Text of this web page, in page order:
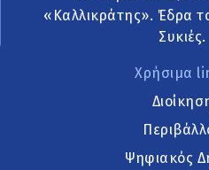
«Καλλικράτης». Έδρα
Συκιές.
Χρήσιμα
Ψηφιακός